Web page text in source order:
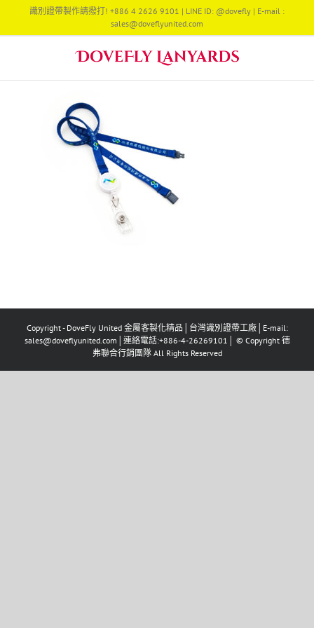
content
識別證帶製作請撥打! +886 4 2626 9101 | LINE ID: @dovefly | E-mail :
sales@doveflyunited.com
Copyright - DoveFly United 金屬客製化精品│台灣識別證帶工廠│E-mail:
sales@doveflyunited.com│連絡電話:+886-4-26269101│ © Copyright 德
弗聯合行銷團隊 All Rights Reserved